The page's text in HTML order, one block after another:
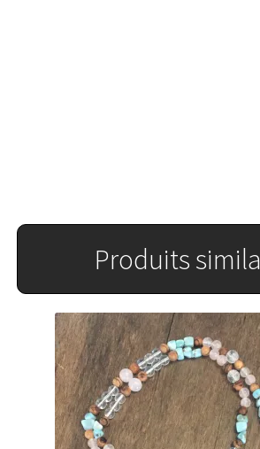
Produits